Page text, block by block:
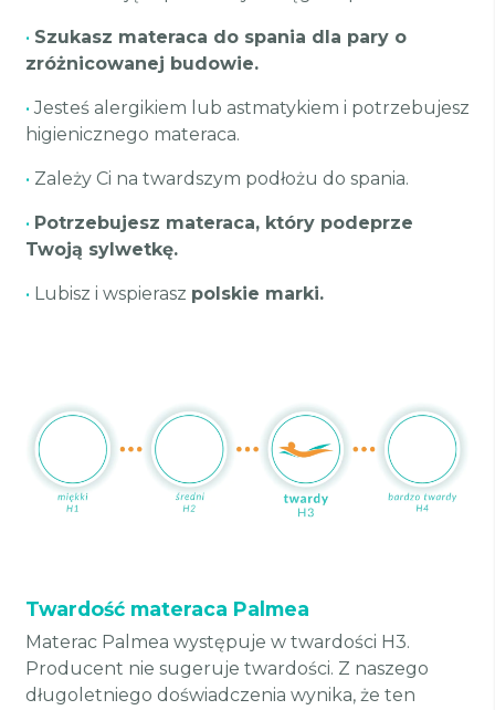
• Szukasz materaca do spania dla pary o
zróżnicowanej budowie.
•Jesteś alergikiem lub astmatykiem i potrzebujesz
higienicznego materaca.
• Zależy Ci na twardszym podłożu do spania.
• Potrzebujesz materaca, który podeprze
Twoją sylwetkę.
• Lubisz i wspierasz polskie marki.
Twardość materaca Palmea
Materac Palmea występuje w twardości H3.
Producent nie sugeruje twardości. Z naszego
długoletniego doświadczenia wynika, że ten